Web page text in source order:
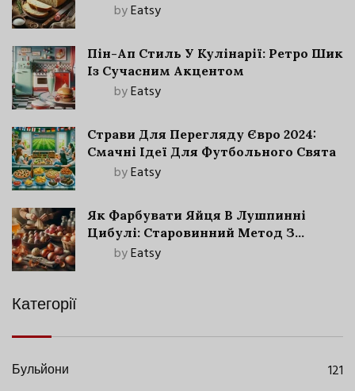
byEatsy
Пін-Ап Стиль У Кулінарії: Ретро Шик
Із Сучасним Акцентом
byEatsy
Страви Для Перегляду Євро 2024:
Смачні Ідеї Для Футбольного Свята
byEatsy
Як Фарбувати Яйця В Лушпинні
Цибулі: Старовинний Метод З
Сучасними Нюансами
byEatsy
Категорії
Бульйони
121